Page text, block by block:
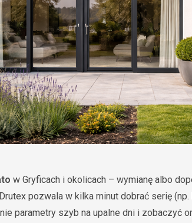
w Gryficach i okolicach – wymianę albo
Drutex pozwala w kilka minut dobrać serię (np.
parametry szyb na upalne dni i zobaczyć